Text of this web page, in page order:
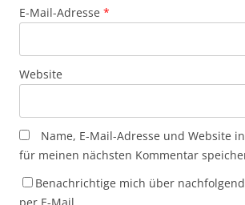
E-Mail-Adresse *
Website
Name, E-Mail-Adresse und Website
für meinen nächsten Kommentar
Benachrichtige mich über